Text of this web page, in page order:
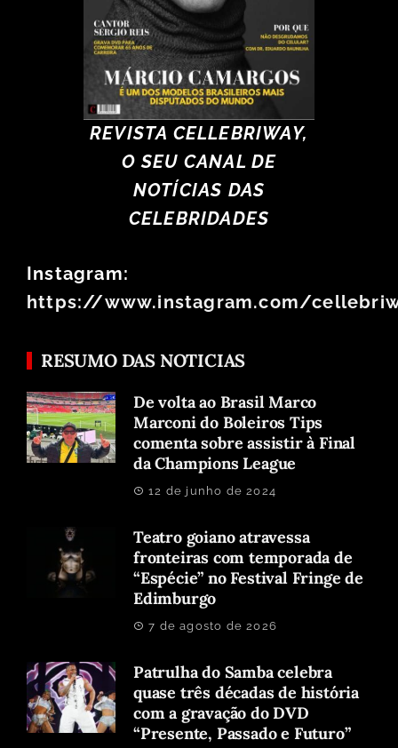
REVISTA CELLEBRIWAY,
O SEU CANAL DE
NOTÍCIAS DAS
CELEBRIDADES
Instagram:
https://www.instagram.com/
RESUMO DAS NOTICIAS
De volta ao Brasil Marco
Marconi do Boleiros Tips
comenta sobre assistir à Final
da Champions League
12 de junho de 2024
Teatro goiano atravessa
fronteiras com temporada de
“Espécie” no Festival Fringe de
Edimburgo
7 de agosto de 2026
Patrulha do Samba celebra
quase três décadas de história
com a gravação do DVD
“Presente, Passado e Futuro”